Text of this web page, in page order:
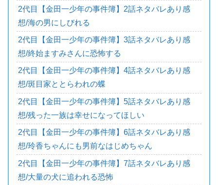
2代目【金田一少年の事件簿】2話ネタバレあり感
想/海の男にしびれる
2代目【金田一少年の事件簿】3話ネタバレあり感
想/終始ますみさんに恐怖する
2代目【金田一少年の事件簿】4話ネタバレあり感
想/斑目家ととらわれの蝶
2代目【金田一少年の事件簿】5話ネタバレあり感
想/残った一族は幸せになってほしい
2代目【金田一少年の事件簿】6話ネタバレあり感
想/玲香ちゃんにも男前なはじめちゃん
2代目【金田一少年の事件簿】7話ネタバレあり感
想/大量の犬に追われる恐怖